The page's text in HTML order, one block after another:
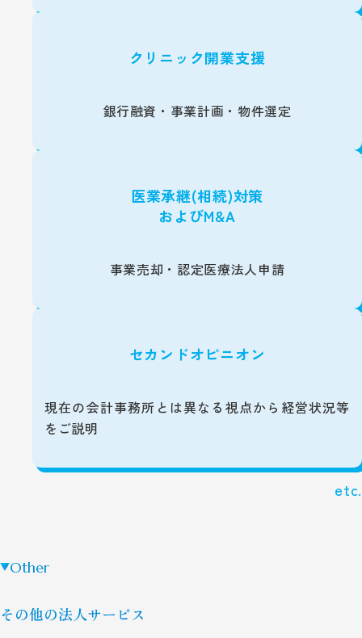
クリニック開業支援
銀行融資・事業計画・物件選定
医業承継(相続)対策
およびM&A
事業売却・認定医療法人申請
セカンドオピニオン
現在の会計事務所とは異なる視点から経営状況等
をご説明
その他の法人サービス
Other